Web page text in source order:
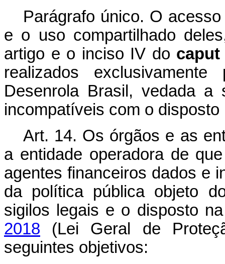
Parágrafo único. O
e o uso compartilhado
artigo e o inciso IV do caput
realizados
Desenrola Brasil, vedada
incompatíveis com o disposto
Art. 14. Os órgãos e as
a entidade operadora de
agentes financeiros dados e
da política pública objeto
sigilos legais e o disposto
2018 (Lei Geral de
seguintes objetivos: